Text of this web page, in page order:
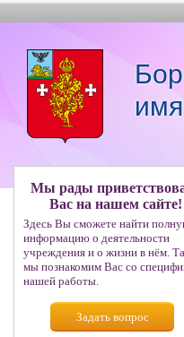
Мы рады
Вас на нашем сайте!
Здесь Вы сможете найти
информацию о деятельности
учреждения и о жизни в нём.
мы познакомим Вас со
нашей работы.
Задать вопрос